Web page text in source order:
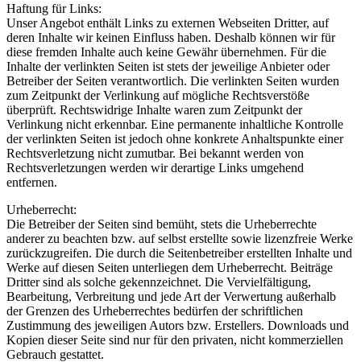
Haftung für Links:
Unser Angebot enthält Links zu externen Webseiten Dritter, auf
deren Inhalte wir keinen Einfluss haben. Deshalb können wir für
diese fremden Inhalte auch keine Gewähr übernehmen. Für die
Inhalte der verlinkten Seiten ist stets der jeweilige Anbieter oder
Betreiber der Seiten verantwortlich. Die verlinkten Seiten wurden
zum Zeitpunkt der Verlinkung auf mögliche Rechtsverstöße
überprüft. Rechtswidrige Inhalte waren zum Zeitpunkt der
Verlinkung nicht erkennbar. Eine permanente inhaltliche Kontrolle
der verlinkten Seiten ist jedoch ohne konkrete Anhaltspunkte einer
Rechtsverletzung nicht zumutbar. Bei bekannt werden von
Rechtsverletzungen werden wir derartige Links umgehend
entfernen.
Urheberrecht:
Die Betreiber der Seiten sind bemüht, stets die Urheberrechte
anderer zu beachten bzw. auf selbst erstellte sowie lizenzfreie Werke
zurückzugreifen. Die durch die Seitenbetreiber erstellten Inhalte und
Werke auf diesen Seiten unterliegen dem Urheberrecht. Beiträge
Dritter sind als solche gekennzeichnet. Die Vervielfältigung,
Bearbeitung, Verbreitung und jede Art der Verwertung außerhalb
der Grenzen des Urheberrechtes bedürfen der schriftlichen
Zustimmung des jeweiligen Autors bzw. Erstellers. Downloads und
Kopien dieser Seite sind nur für den privaten, nicht kommerziellen
Gebrauch gestattet.